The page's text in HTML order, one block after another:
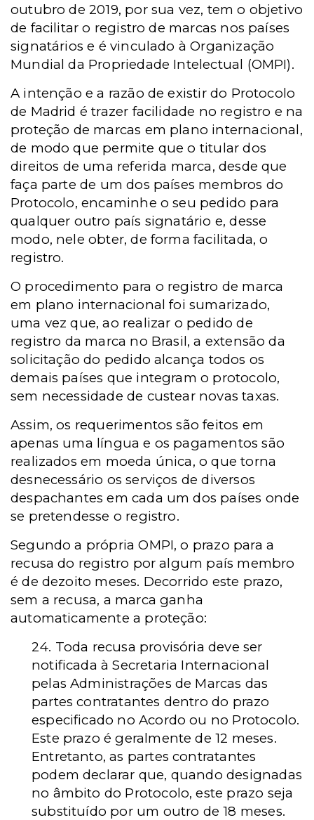
outubro de 2019, por sua vez, tem o objetivo
de facilitar o registro de marcas nos países
signatários e é vinculado à Organização
Mundial da Propriedade Intelectual (OMPI).
A intenção e a razão de existir do Protocolo
de Madrid é trazer facilidade no registro e na
proteção de marcas em plano internacional,
de modo que permite que o titular dos
direitos de uma referida marca, desde que
faça parte de um dos países membros do
Protocolo, encaminhe o seu pedido para
qualquer outro país signatário e, desse
modo, nele obter, de forma facilitada, o
registro.
O procedimento para o registro de marca
em plano internacional foi sumarizado,
uma vez que, ao realizar o pedido de
registro da marca no Brasil, a extensão da
solicitação do pedido alcança todos os
demais países que integram o protocolo,
sem necessidade de custear novas taxas.
Assim, os requerimentos são feitos em
apenas uma língua e os pagamentos são
realizados em moeda única, o que torna
desnecessário os serviços de diversos
despachantes em cada um dos países onde
se pretendesse o registro.
Segundo a própria OMPI, o prazo para a
recusa do registro por algum país membro
é de dezoito meses. Decorrido este prazo,
sem a recusa, a marca ganha
automaticamente a proteção:
24. Toda recusa provisória deve ser
notificada à Secretaria Internacional
pelas Administrações de Marcas das
partes contratantes dentro do prazo
especificado no Acordo ou no Protocolo.
Este prazo é geralmente de 12 meses.
Entretanto, as partes contratantes
podem declarar que, quando designadas
no âmbito do Protocolo, este prazo seja
substituído por um outro de 18 meses.